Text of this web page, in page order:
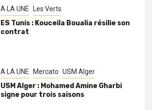
A LA UNE Les Verts
ES Tunis : Kouceila Boualia résilie son
contrat
A LA UNE Mercato USM Alger
USM Alger : Mohamed Amine Gharbi
signe pour trois saisons